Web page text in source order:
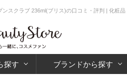
ンスクラブ 236ml(ブリス)の口コミ・評判 | 化粧
探す ブランドから探す